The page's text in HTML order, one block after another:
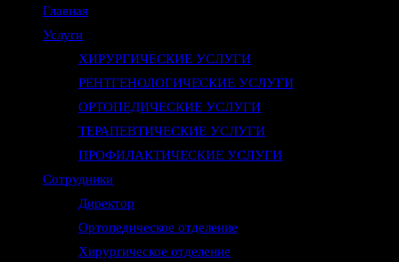
Главная
Услуги
ХИРУРГИЧЕСКИЕ УСЛУГИ
РЕНТГЕНОЛОГИЧЕСКИЕ УСЛУГИ
ОРТОПЕДИЧЕСКИЕ УСЛУГИ
ТЕРАПЕВТИЧЕСКИЕ УСЛУГИ
ПРОФИЛАКТИЧЕСКИЕ УСЛУГИ
Сотрудники
Директор
Ортопедическое отделение
Хирургическое отделение